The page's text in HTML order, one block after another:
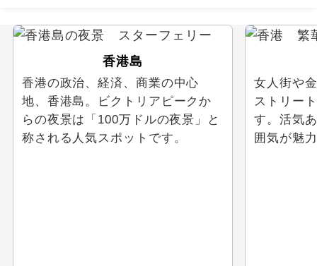
香港島
香港の政治、経済、商業の中心
地、香港島。ビクトリアピークか
らの夜景は「100万ドルの夜景」と
称される人気スポットです。
女人街や
ストリー
す。活気
囲気が魅